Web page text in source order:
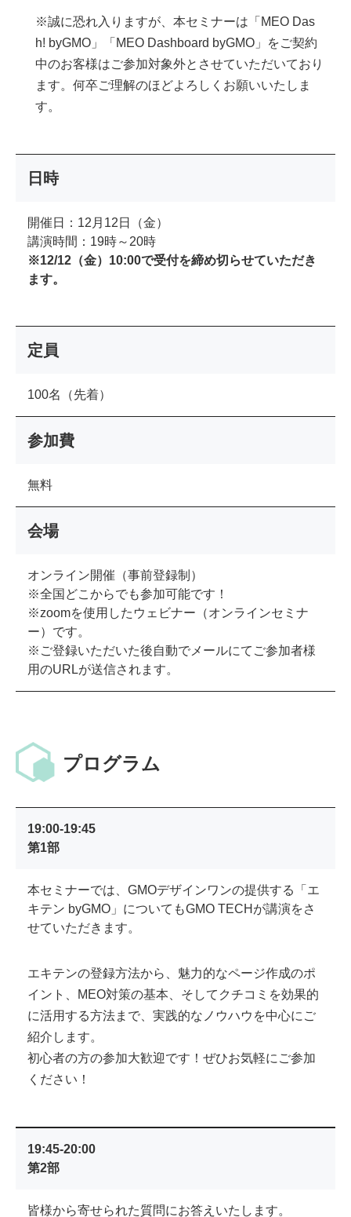
※誠に恐れ入りますが、本セミナーは「MEO Das
h! byGMO」「MEO Dashboard byGMO」をご契約
中のお客様はご参加対象外とさせていただいており
ます。何卒ご理解のほどよろしくお願いいたしま
す。
日時
開催日：12月12日（金）
講演時間：19時～20時
※12/12（金）10:00で受付を締め切らせていただき
ます。
定員
100名（先着）
参加費
無料
会場
オンライン開催（事前登録制）
※全国どこからでも参加可能です！
※zoomを使用したウェビナー（オンラインセミナ
ー）です。
※ご登録いただいた後自動でメールにてご参加者様
用のURLが送信されます。
プログラム
19:00-19:45
第1部
本セミナーでは、GMOデザインワンの提供する「エ
キテン byGMO」についてもGMO TECHが講演をさ
せていただきます。
エキテンの登録方法から、魅力的なページ作成のポ
イント、MEO対策の基本、そしてクチコミを効果的
に活用する方法まで、実践的なノウハウを中心にご
紹介します。
初心者の方の参加大歓迎です！ぜひお気軽にご参加
ください！
19:45-20:00
第2部
皆様から寄せられた質問にお答えいたします。